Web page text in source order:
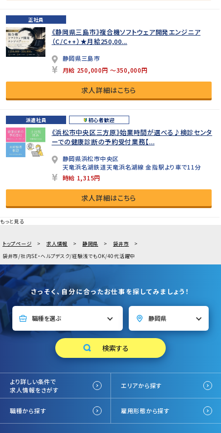
正社員
《静岡県三島市》複合機ソフトウェア開発エンジニア
（C/C++）★月給250,00...
静岡県三島市
月給 250,000円 ～350,000円
求人詳細はこちら
派遣社員 初心者歓迎
《浜松市中央区三方原》始業時間が選べる♪検診センタ
ーでの健康診断の予約受付業務【...
静岡県浜松市中央区
天竜浜名湖鉄道天竜浜名湖線 金指駅より車で11分
時給 1,315円
求人詳細はこちら
もっと見る
トップページ 求人情報 静岡県
袋井市
袋井市/社内SE・ヘルプデスク/経験浅でもOK/40代活躍中
さっそく、自分に合ったお仕事を探してみましょう！
より詳しい条件で
求人情報をさがす
エリアから探す
職種から探す 雇用形態から探す